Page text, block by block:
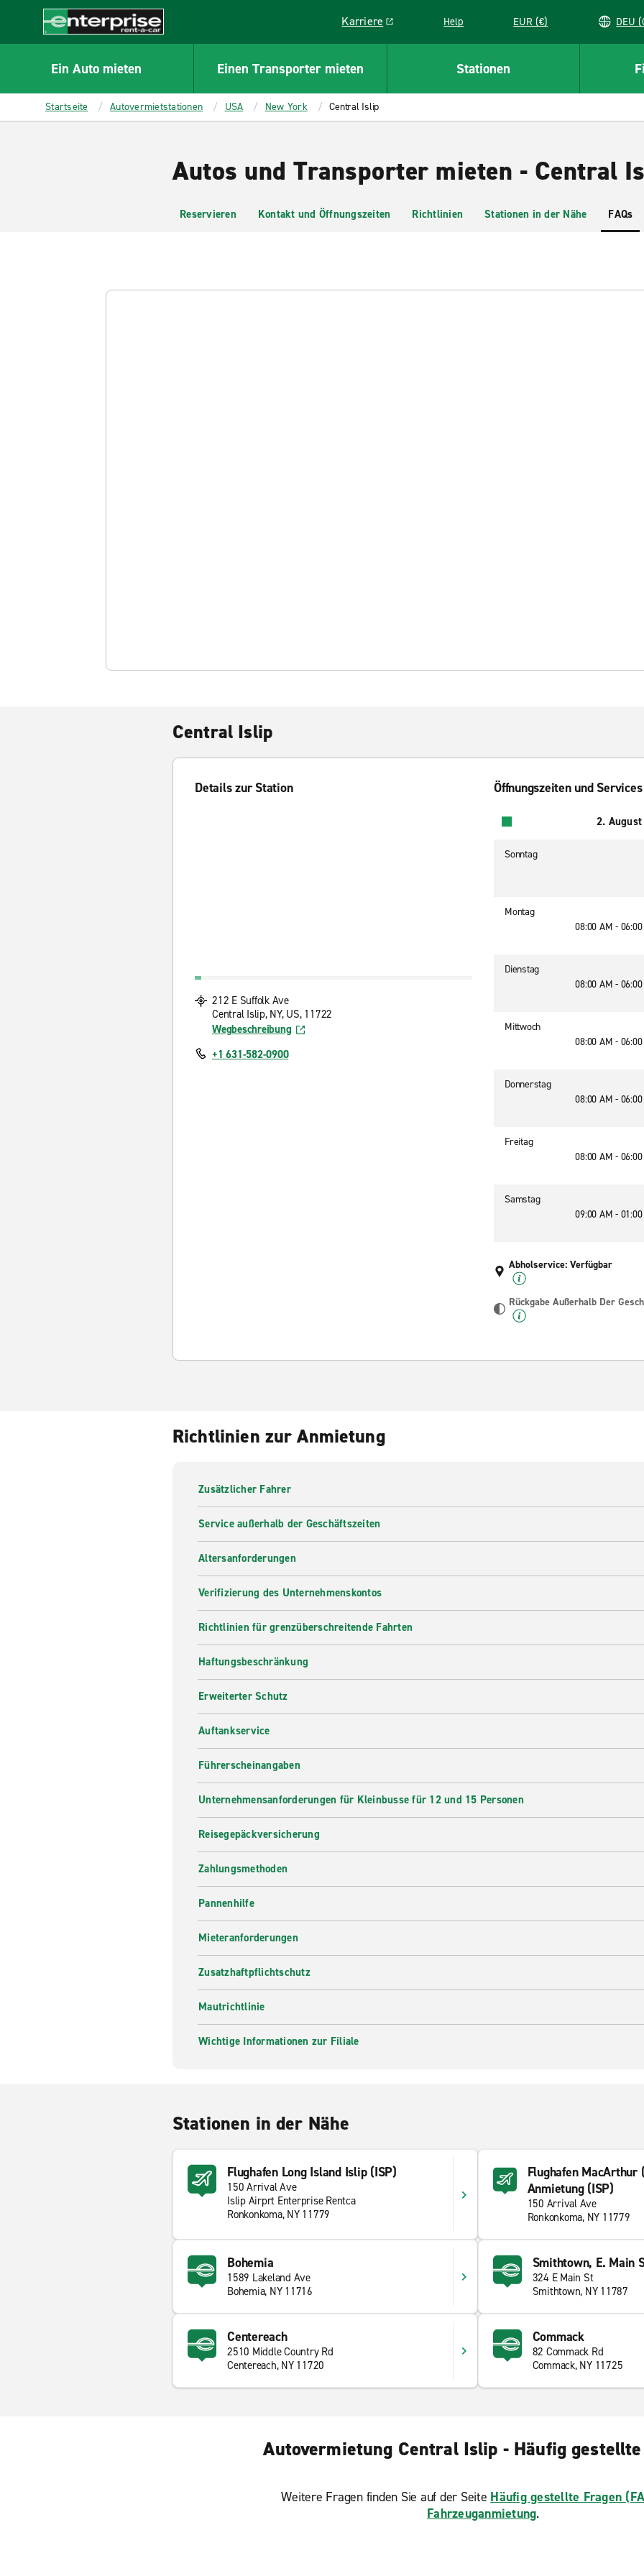
CONTENT
Enterprise
Karriere
Link opens in a new window
Help EUR (€)
Ein Auto mieten Einen Transporter mieten Stationen
Startseite Autovermietstationen USA New York Central Islip
Autos und Transporter mieten - Central
Reservieren Kontakt und Öffnungszeiten Richtlinien Stationen in der Nähe FAQs
Central Islip
Details zur Station
212 E Suffolk Ave
Central Islip, NY, US, 11722
Wegbeschreibung
+1 631-582-0900
Öffnungszeiten und Services
2.
Sonntag
Montag
08:00 AM -
Dienstag
08:00 AM -
Mittwoch
08:00 AM -
Donnerstag
08:00 AM -
Freitag
08:00 AM -
Samstag
09:00 AM -
Abholservice: Verfügbar
Rückgabe Außerhalb Der
Richtlinien zur Anmietung
Zusätzlicher Fahrer
Service außerhalb der Geschäftszeiten
Altersanforderungen
Verifizierung des Unternehmenskontos
Richtlinien für grenzüberschreitende Fahrten
Haftungsbeschränkung
Erweiterter Schutz
Auftankservice
Führerscheinangaben
Unternehmensanforderungen für Kleinbusse für 12 und 15 Personen
Reisegepäckversicherung
Zahlungsmethoden
Pannenhilfe
Mieteranforderungen
Zusatzhaftpflichtschutz
Mautrichtlinie
Wichtige Informationen zur Filiale
Stationen in der Nähe
Flughafen Long Island Islip (ISP)
150 Arrival Ave
Islip Airprt Enterprise Rentca
Ronkonkoma, NY 11779
Flughafen MacArthur
Anmietung (ISP)
150 Arrival Ave
Ronkonkoma, NY 11779
Bohemia
1589 Lakeland Ave
Bohemia, NY 11716
Smithtown, E. Main
324 E Main St
Smithtown, NY 11787
Centereach
2510 Middle Country Rd
Centereach, NY 11720
Commack
82 Commack Rd
Commack, NY 11725
Autovermietung Central Islip - Häufig gestellte
Weitere Fragen finden Sie auf der Seite Häufig gestellte Fragen
Fahrzeuganmietung.